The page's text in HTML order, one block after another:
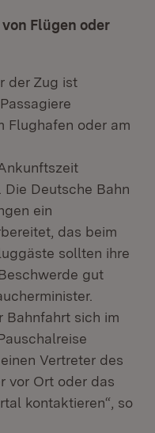
Flügen oder
der Zug ist
Flughafen oder am
Deutsche Bahn
ein
das beim
sollten ihre
gut
Bahnfahrt sich im
Vertreter des
vor Ort oder das
kontaktieren“, so